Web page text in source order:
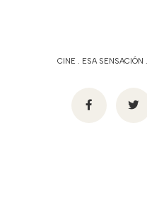
CINE . ESA SENSACIÓN .